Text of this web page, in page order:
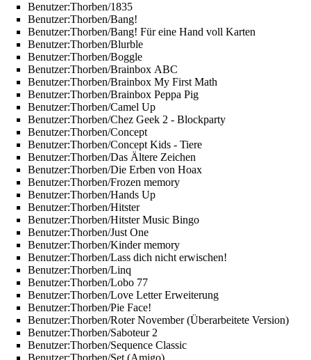
Benutzer:Thorben/1835
Benutzer:Thorben/Bang!
Benutzer:Thorben/Bang! Für eine Hand voll Karten
Benutzer:Thorben/Blurble
Benutzer:Thorben/Boggle
Benutzer:Thorben/Brainbox ABC
Benutzer:Thorben/Brainbox My First Math
Benutzer:Thorben/Brainbox Peppa Pig
Benutzer:Thorben/Camel Up
Benutzer:Thorben/Chez Geek 2 - Blockparty
Benutzer:Thorben/Concept
Benutzer:Thorben/Concept Kids - Tiere
Benutzer:Thorben/Das Ältere Zeichen
Benutzer:Thorben/Die Erben von Hoax
Benutzer:Thorben/Frozen memory
Benutzer:Thorben/Hands Up
Benutzer:Thorben/Hitster
Benutzer:Thorben/Hitster Music Bingo
Benutzer:Thorben/Just One
Benutzer:Thorben/Kinder memory
Benutzer:Thorben/Lass dich nicht erwischen!
Benutzer:Thorben/Linq
Benutzer:Thorben/Lobo 77
Benutzer:Thorben/Love Letter Erweiterung
Benutzer:Thorben/Pie Face!
Benutzer:Thorben/Roter November (Überarbeitete Version)
Benutzer:Thorben/Saboteur 2
Benutzer:Thorben/Sequence Classic